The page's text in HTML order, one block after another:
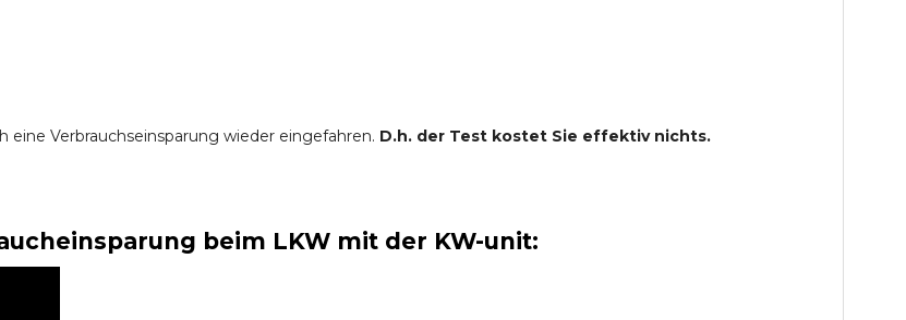
Verbrauchseinsparung wieder eingefahren. D.h. der Test kostet Sie effektiv nichts.
beim LKW mit der KW-unit: